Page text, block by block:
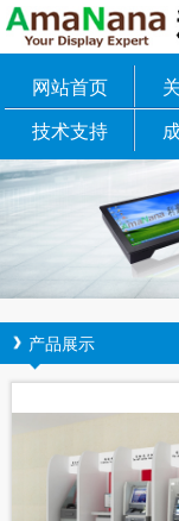
网站首页
技术支持
产品展示